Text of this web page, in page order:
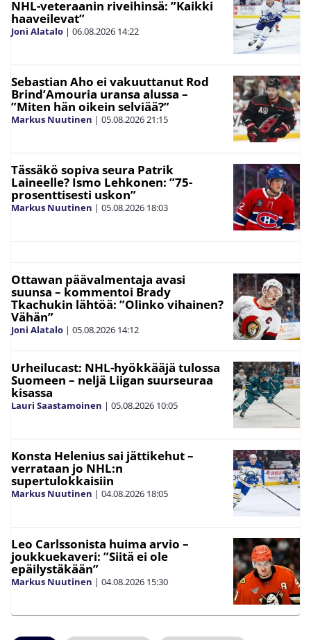
NHL-veteraanin riveihinsä: ”Kaikki
haaveilevat”
Joni Alatalo | 06.08.2026 14:22
Sebastian Aho ei vakuuttanut Rod
Brind’Amouria uransa alussa –
”Miten hän oikein selviää?”
Markus Nuutinen | 05.08.202621:15
Tässäkö sopiva seura Patrik
Laineelle? Ismo Lehkonen: ”75-
prosenttisesti uskon”
Markus Nuutinen | 05.08.2026 18:03
Ottawan päävalmentaja avasi
suunsa – kommentoi Brady
Tkachukin lähtöä: ”Olinko vihainen?
Vähän”
Joni Alatalo | 05.08.2026 14:12
Urheilucast: NHL-hyökkääjä tulossa
Suomeen – neljä Liigan suurseuraa
kisassa
Lauri Saastamoinen | 05.08.2026 10:05
Konsta Helenius sai jättikehut –
verrataan jo NHL:n
supertulokkaisiin
Markus Nuutinen | 04.08.2026 18:05
Leo Carlssonista huima arvio –
joukkuekaveri: ”Siitä ei ole
epäilystäkään”
Markus Nuutinen | 04.08.2026 15:30